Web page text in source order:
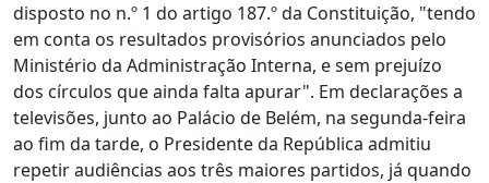
disposto no n.º 1 do artigo 187.º da Constituição, "tendo
em conta os resultados provisórios anunciados pelo
Ministério da Administração Interna, e sem prejuízo
dos círculos que ainda falta apurar". Em declarações a
televisões, junto ao Palácio de Belém, na segunda-feira
ao fim da tarde, o Presidente da República admitiu
repetir audiências aos três maiores partidos, já quando